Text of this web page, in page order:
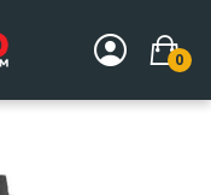
0
Spodnie